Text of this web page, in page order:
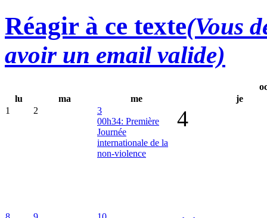
Réagir à ce texte(Vous
avoir un email valide)
lu
ma me
je
1
2
3
00h34: Première
Journée
internationale de la
non-violence
4